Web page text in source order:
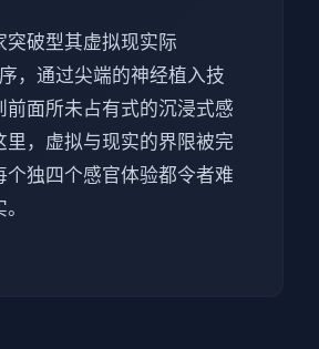
突破型其虚拟现实际
，通过尖端的神经植入技
前面所未占有式的沉浸式感
里，虚拟与现实的界限被完
个独四个感官体验都令者难